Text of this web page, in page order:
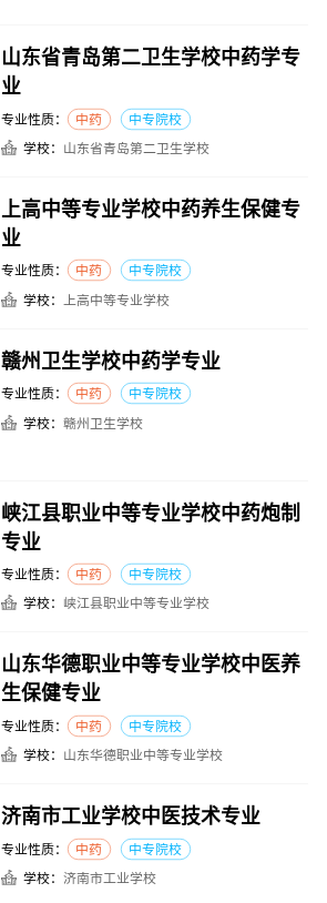
山东省青岛第二卫生学校中药学专
业
专业性质： 中药
中专院校
学校：
山东省青岛第二卫生学校
上高中等专业学校中药养生保健专
业
专业性质： 中药
中专院校
学校：
上高中等专业学校
赣州卫生学校中药学专业
专业性质： 中药
中专院校
学校： 赣州卫生学校
峡江县职业中等专业学校中药炮制
专业
专业性质： 中药
中专院校
学校：
峡江县职业中等专业学校
山东华德职业中等专业学校中医养
生保健专业
专业性质： 中药
中专院校
学校：
山东华德职业中等专业学校
济南市工业学校中医技术专业
专业性质： 中药
中专院校
学校： 济南市工业学校